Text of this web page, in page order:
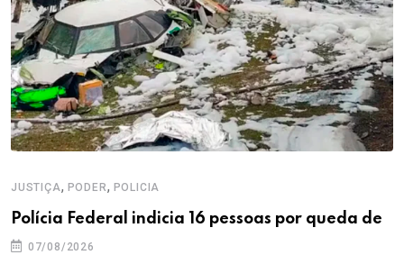
JUSTIÇA, PODER, POLICIA
Polícia Federal indicia 16 pessoas por queda de
07/08/2026